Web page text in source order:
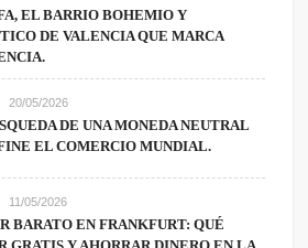
EL BARRIO BOHEMIO Y
DE VALENCIA QUE MARCA
20/05/2026
DE UNA MONEDA NEUTRAL
EL COMERCIO MUNDIAL.
11/05/2026
BARATO EN FRANKFURT: QUÉ